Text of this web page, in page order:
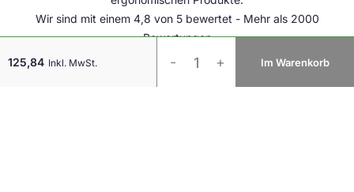
125,84 Inkl. MwSt.
BRT
- + Im Warenkorb
Wir sind mit einem 4,8 von 5 bewertet - Mehr als 2000
Bewertungen